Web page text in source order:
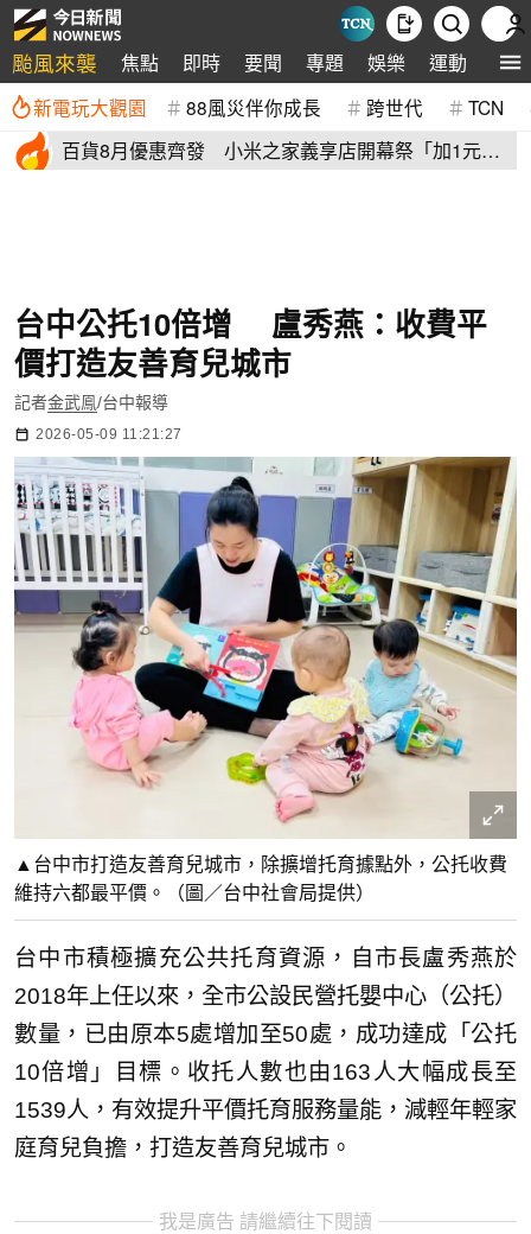
颱風來襲 焦點 即時 要聞 專題 娛樂 運動 全球
新電玩大觀園 88風災伴你成長 跨世代 TCN
百貨8月優惠齊發 小米之家義享店開幕祭「加1元多1
台中公托10倍增 盧秀燕：收費平
價打造友善育兒城市
記者金武鳯/台中報導
2026-05-09 11:21:27
▲台中市打造友善育兒城市，除擴增托育據點外，公托收費
維持六都最平價。（圖／台中社會局提供）
台中市積極擴充公共托育資源，自市長盧秀燕於
2018年上任以來，全市公設民營托嬰中心（公托）
數量，已由原本5處增加至50處，成功達成「公托
10倍增」目標。收托人數也由163人大幅成長至
1539人，有效提升平價托育服務量能，減輕年輕家
庭育兒負擔，打造友善育兒城市。
我是廣告 請繼續往下閱讀